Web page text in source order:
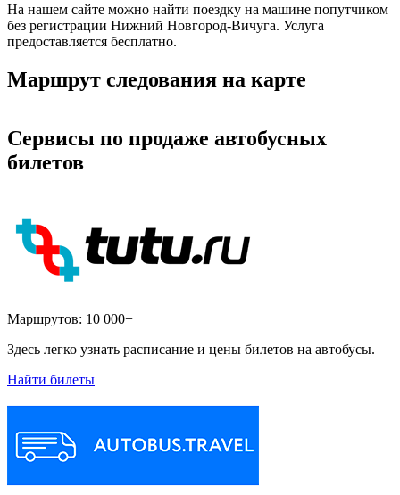
На нашем сайте можно найти поездку на машине попутчиком
без регистрации Нижний Новгород-Вичуга. Услуга
предоставляется бесплатно.
Маршрут следования на карте
Сервисы по продаже автобусных
билетов
Маршрутов: 10 000+
Здесь легко узнать расписание и цены билетов на автобусы.
Найти билеты